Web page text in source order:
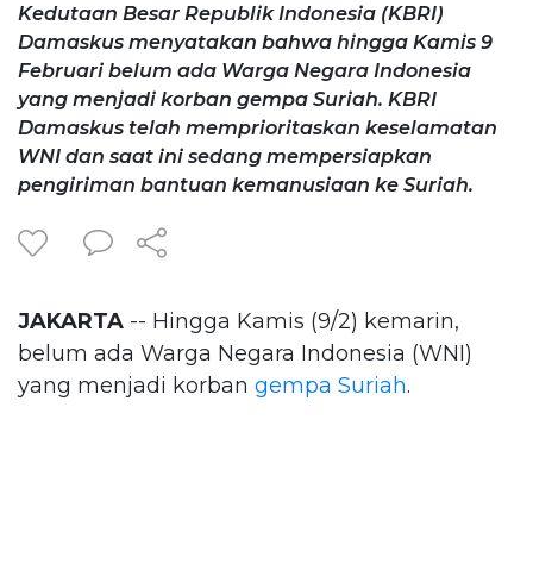
Kedutaan Besar Republik Indonesia (KBRI)
Damaskus menyatakan bahwa hingga Kamis 9
Februari belum ada Warga Negara Indonesia
yang menjadi korban gempa Suriah. KBRI
Damaskus telah memprioritaskan keselamatan
WNI dan saat ini sedang mempersiapkan
pengiriman bantuan kemanusiaan ke Suriah.
JAKARTA -- Hingga Kamis (9/2) kemarin,
belum ada Warga Negara Indonesia (WNI)
yang menjadi korban gempa Suriah.